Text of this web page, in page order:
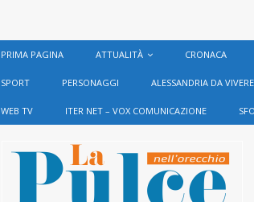
PRIMA PAGINA ATTUALITÀ CRONACA
SPORT PERSONAGGI ALESSANDRIA DA VIVERE
WEB TV ITER NET – VOX COMUNICAZIONE